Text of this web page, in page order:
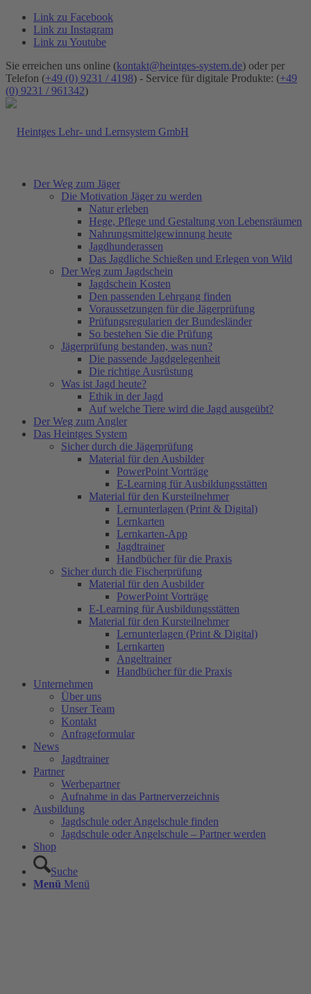
Link zu Facebook
Link zu Instagram
Link zu Youtube
Sie erreichen uns online (kontakt@heintges-system.de) oder per
Telefon (+49 (0) 9231 / 4198) - Service für digitale Produkte: (+49
(0) 9231 / 961342)
Der Weg zum Jäger
Die Motivation Jäger zu werden
Natur erleben
Hege, Pflege und Gestaltung von Lebensräumen
Nahrungsmittelgewinnung heute
Jagdhunderassen
Das Jagdliche Schießen und Erlegen von Wild
Der Weg zum Jagdschein
Jagdschein Kosten
Den passenden Lehrgang finden
Voraussetzungen für die Jägerprüfung
Prüfungsregularien der Bundesländer
So bestehen Sie die Prüfung
Jägerprüfung bestanden, was nun?
Die passende Jagdgelegenheit
Die richtige Ausrüstung
Was ist Jagd heute?
Ethik in der Jagd
Auf welche Tiere wird die Jagd ausgeübt?
Der Weg zum Angler
Das Heintges System
Sicher durch die Jägerprüfung
Material für den Ausbilder
PowerPoint Vorträge
E-Learning für Ausbildungsstätten
Material für den Kursteilnehmer
Lernunterlagen (Print & Digital)
Lernkarten
Lernkarten-App
Jagdtrainer
Handbücher für die Praxis
Sicher durch die Fischerprüfung
Material für den Ausbilder
PowerPoint Vorträge
E-Learning für Ausbildungsstätten
Material für den Kursteilnehmer
Lernunterlagen (Print & Digital)
Lernkarten
Angeltrainer
Handbücher für die Praxis
Unternehmen
Über uns
Unser Team
Kontakt
Anfrageformular
News
Jagdtrainer
Partner
Werbepartner
Aufnahme in das Partnerverzeichnis
Ausbildung
Jagdschule oder Angelschule finden
Jagdschule oder Angelschule – Partner werden
Shop
Suche
Menü Menü